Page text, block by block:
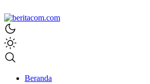
beritacom.com
bestnews
Beranda